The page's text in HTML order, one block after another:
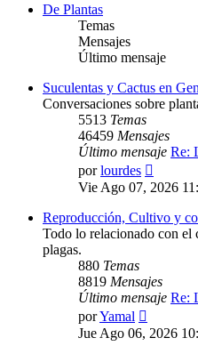
De Plantas
Temas
Mensajes
Último mensaje
Suculentas y Cactus en
Conversaciones sobre
5513 Temas
46459 Mensajes
Último mensaje Re:
porlourdes
último
Vie Ago 07, 2026
Reproducción, Cultivo y
Todo lo relacionado con
plagas.
880 Temas
8819 Mensajes
Último mensaje Re:
porYamal
último
Jue Ago 06, 2026